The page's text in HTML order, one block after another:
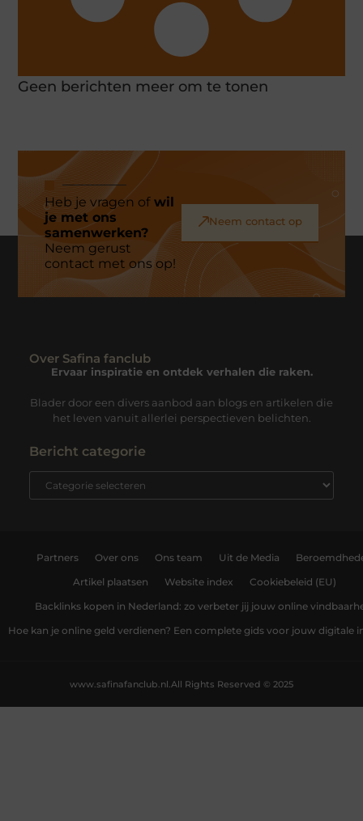
Geen berichten meer om te tonen
Heb je vragen ofwil
je met ons
samenwerken?
Neem gerust
contact met ons op!
Neem contact op
Over Safina fanclub
Ervaar inspiratie en ontdek verhalen die raken.
Blader door een divers aanbod aan blogs en artikelen die
het leven vanuit allerlei perspectieven belichten.
Bericht categorie
Partners Over ons Ons team Uit de Media
Artikel plaatsen Website index Cookiebeleid (EU)
Backlinks kopen in Nederland: zo verbeter jij jouw online
Hoe kan je online geld verdienen? Een complete gids voor jouw digitale
All Rights Reserved © 2025
www.safinafanclub.nl.